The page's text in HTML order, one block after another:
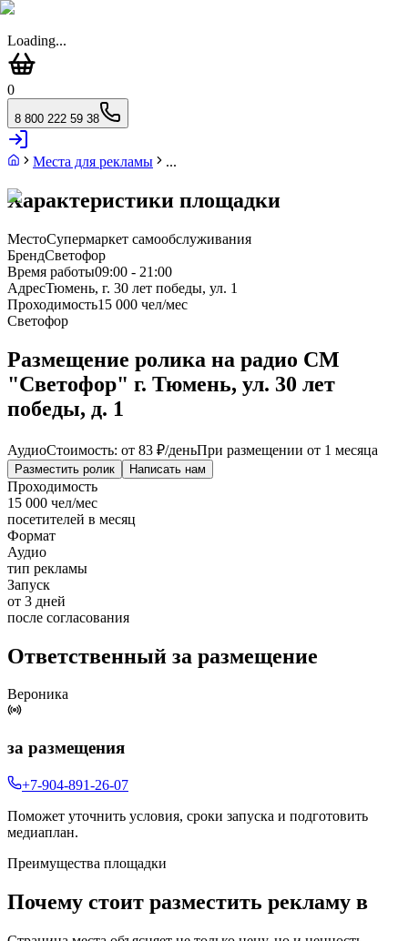
Loading...
0
8 800 222 59 38
Места для рекламы ...
Характеристики площадки
МестоСупермаркет самообслуживания
БрендСветофор
Время работы09:00 - 21:00
АдресТюмень, г. 30 лет победы, ул. 1
Проходимость15 000 чел/мес
Светофор
Размещение ролика на радио СМ
"Светофор" г. Тюмень, ул. 30 лет
победы, д. 1
АудиоСтоимость: от 83 ₽/деньПри размещении от 1 месяца
Разместить ролик Написать нам
Проходимость
15 000 чел/мес
посетителей в месяц
Формат
Аудио
тип рекламы
Запуск
от 3 дней
после согласования
Ответственный за размещение
Вероника
за размещения
+7-904-891-26-07
Поможет уточнить условия, сроки запуска и подготовить
медиаплан.
Преимущества площадки
Почему стоит разместить рекламу в